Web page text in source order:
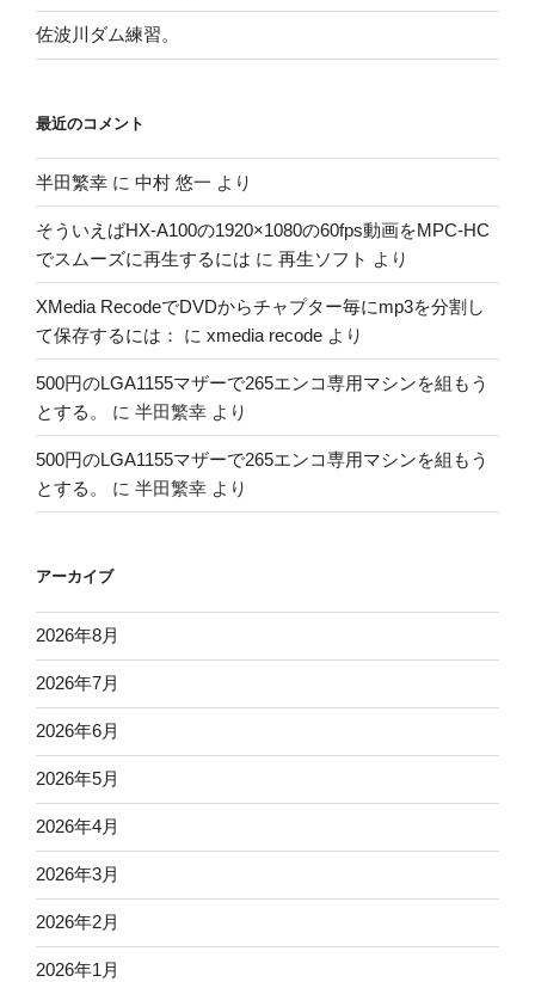
佐波川ダム練習。
最近のコメント
半田繁幸 に 中村 悠一 より
そういえばHX-A100の1920×1080の60fps動画をMPC-HC
でスムーズに再生するには に 再生ソフト より
XMedia RecodeでDVDからチャプター毎にmp3を分割し
て保存するには：
に xmedia recode より
500円のLGA1155マザーで265エンコ専用マシンを組もう
とする。
に 半田繁幸 より
500円のLGA1155マザーで265エンコ専用マシンを組もう
とする。
に 半田繁幸 より
アーカイブ
2026年8月
2026年7月
2026年6月
2026年5月
2026年4月
2026年3月
2026年2月
2026年1月